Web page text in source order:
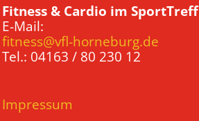
Fitness & Cardio im SportTreff
E-Mail:
fitness@vfl-horneburg.de
Tel.: 04163 / 80 230 12
Impressum